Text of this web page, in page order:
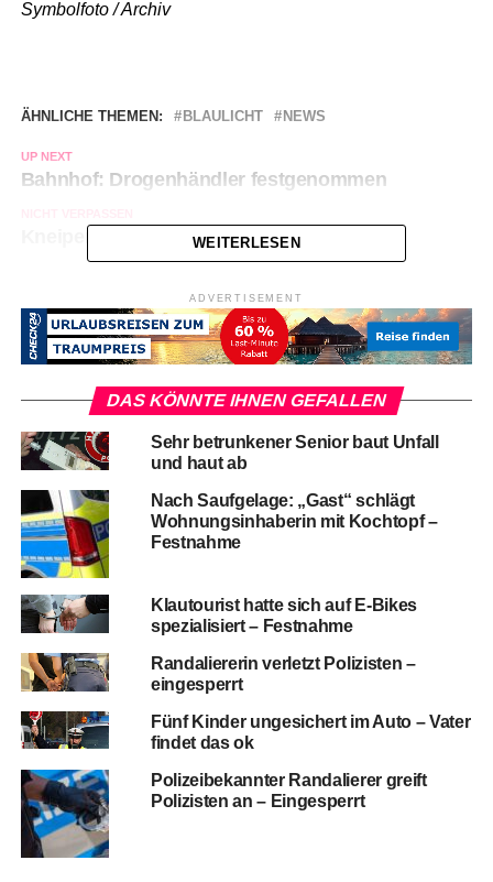
Symbolfoto / Archiv
ÄHNLICHE THEMEN: BLAULICHT NEWS
UP NEXT
Bahnhof: Drogenhändler festgenommen
Kneipen-Randalierer eingesperrt
WEITERLESEN
ADVERTISEMENT
DAS KÖNNTE IHNEN GEFALLEN
Sehr betrunkener Senior baut Unfall
und haut ab
Nach Saufgelage: „Gast“ schlägt
Wohnungsinhaberin mit Kochtopf –
Festnahme
Klautourist hatte sich auf E-Bikes
spezialisiert – Festnahme
Randaliererin verletzt Polizisten –
eingesperrt
Fünf Kinder ungesichert im Auto – Vater
findet das ok
Polizeibekannter Randalierer greift
Polizisten an – Eingesperrt